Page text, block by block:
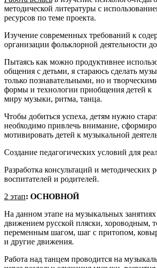
методической литературы с
ресурсов по теме проекта.
Изучение современных требований к
организации фольклорной деятельности
Пытаясь как можно продуктивнее
общения с детьми, я стараюсь сделать
только познавательными, но и
формы и технологии приобщения детей к
миру музыки, ритма, танца.
Чтобы добиться успеха, детям нужно
необходимо привлечь внимание,
мотивировать детей к музыкальной
Создание педагогических условий для
Разработка консультаций и методических
воспитателей и родителей.
2 этап: ОСНОВНОЙ
На данном этапе на музыкальных занятиях
движением русской пляски, хороводным,
переменным шагом, шаг с притопом,
и другие движения.
Работа над танцем проводится на